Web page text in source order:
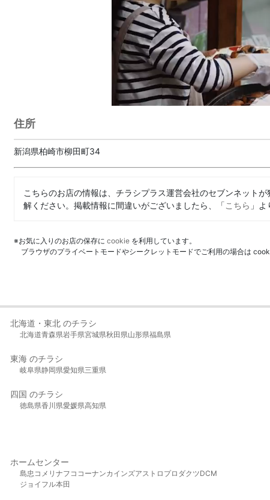
住所
新潟県柏崎市柳田町34
こちらのお店の情報は、チラシプラス運営会社のセブンネット
解ください。掲載情報に間違いがございましたら、「こちら 」
※お気に入りのお店の保存に cookie を利用しています。
ブラウザのプライベートモードやシークレットモードでご利用の場合は
北海道・東北 のチラシ
北海道青森県岩手県宮城県秋田県山形県福島県
東海 のチラシ
岐阜県静岡県愛知県三重県
四国 のチラシ
徳島県香川県愛媛県高知県
ホームセンター
島忠 コメリ ナフコ コーナンカインズアストロプロダクツDCM
ジョイフル本田